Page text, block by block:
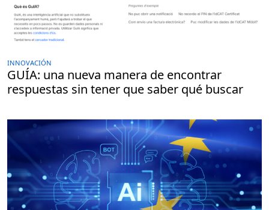
INNOVACIÓN
GUÍA: una nueva manera de encontrar
respuestas sin tener que saber qué buscar